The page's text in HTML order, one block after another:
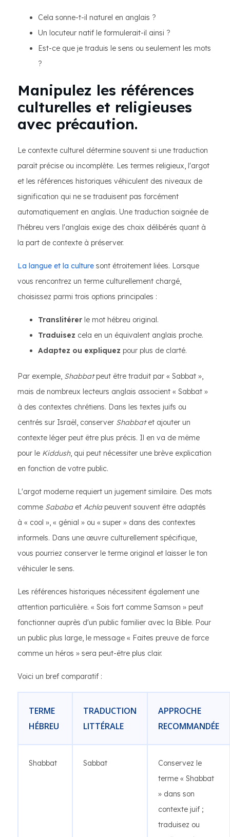
Cela sonne-t-il naturel en anglais ?
Un locuteur natif le formulerait-il ainsi ?
Est-ce que je traduis le sens ou seulement les mots
?
Manipulez les références
culturelles et religieuses
avec précaution.
Le contexte culturel détermine souvent si une traduction
paraît précise ou incomplète. Les termes religieux, l'argot
et les références historiques véhiculent des niveaux de
signification qui ne se traduisent pas forcément
automatiquement en anglais. Une traduction soignée de
l'hébreu vers l'anglais exige des choix délibérés quant à
la part de contexte à préserver.
La langue et la culture sont étroitement liées. Lorsque
vous rencontrez un terme culturellement chargé,
choisissez parmi trois options principales :
Translitérer le mot hébreu original.
Traduisez cela en un équivalent anglais proche.
Adaptez ou expliquez pour plus de clarté.
Par exemple, Shabbatpeut être traduit par « Sabbat »,
mais de nombreux lecteurs anglais associent « Sabbat »
à des contextes chrétiens. Dans les textes juifs ou
centrés sur Israël, conserver Shabbatet ajouter un
contexte léger peut être plus précis. Il en va de même
pour le Kiddush, qui peut nécessiter une brève explication
en fonction de votre public.
L'argot moderne requiert un jugement similaire. Des mots
comme Sababaet Achlapeuvent souvent être adaptés
à « cool », « génial » ou « super » dans des contextes
informels. Dans une œuvre culturellement spécifique,
vous pourriez conserver le terme original et laisser le ton
véhiculer le sens.
Les références historiques nécessitent également une
attention particulière. « Sois fort comme Samson » peut
fonctionner auprès d'un public familier avec la Bible. Pour
un public plus large, le message « Faites preuve de force
comme un héros » sera peut-être plus clair.
Voici un bref comparatif :
TERME
HÉBREU
TRADUCTION
LITTÉRALE
APPROCHE
RECOMMANDÉE
Shabbat Sabbat
Conservez le
terme « Shabbat
» dans son
contexte juif ;
traduisez ou